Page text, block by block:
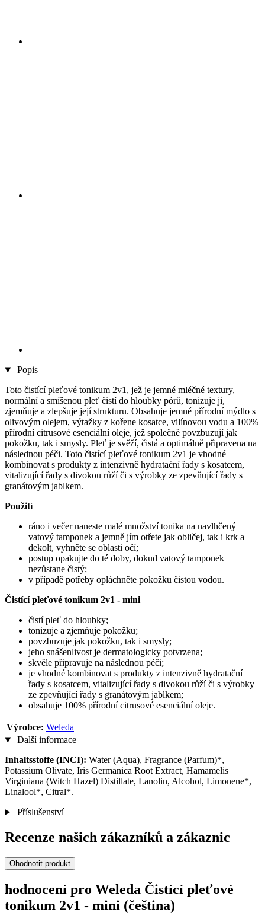
Popis
Toto čistící pleťové tonikum 2v1, jež je jemné mléčné textury,
normální a smíšenou pleť čistí do hloubky pórů, tonizuje ji,
zjemňuje a zlepšuje její strukturu. Obsahuje jemné přírodní mýdlo s
olivovým olejem, výtažky z kořene kosatce, vilínovou vodu a 100%
přírodní citrusové esenciální oleje, jež společně povzbuzují jak
pokožku, tak i smysly. Pleť je svěží, čistá a optimálně připravena na
následnou péči. Toto čistící pleťové tonikum 2v1 je vhodné
kombinovat s produkty z intenzivně hydratační řady s kosatcem,
vitalizující řady s divokou růží či s výrobky ze zpevňující řady s
granátovým jablkem.
Použití
ráno i večer naneste malé množství tonika na navlhčený
vatový tamponek a jemně jím otřete jak obličej, tak i krk a
dekolt, vyhněte se oblasti očí;
postup opakujte do té doby, dokud vatový tamponek
nezůstane čistý;
v případě potřeby opláchněte pokožku čistou vodou.
Čistící pleťové tonikum 2v1 - mini
čistí pleť do hloubky;
tonizuje a zjemňuje pokožku;
povzbuzuje jak pokožku, tak i smysly;
jeho snášenlivost je dermatologicky potvrzena;
skvěle připravuje na následnou péči;
je vhodné kombinovat s produkty z intenzivně hydratační
řady s kosatcem, vitalizující řady s divokou růží či s výrobky
ze zpevňující řady s granátovým jablkem;
obsahuje 100% přírodní citrusové esenciální oleje.
Výrobce: Weleda
Další informace
Inhaltsstoffe (INCI): Water (Aqua), Fragrance (Parfum)*,
Potassium Olivate, Iris Germanica Root Extract, Hamamelis
Virginiana (Witch Hazel) Distillate, Lanolin, Alcohol, Limonene*,
Linalool*, Citral*.
Příslušenství
Recenze našich zákazníků a zákaznic
Ohodnotit produkt
hodnocení pro Weleda Čistící pleťové
tonikum 2v1 - mini (čeština)